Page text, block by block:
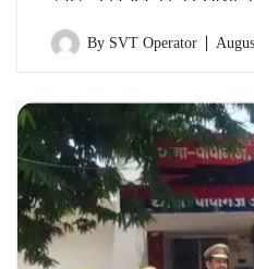
By SVT Operator